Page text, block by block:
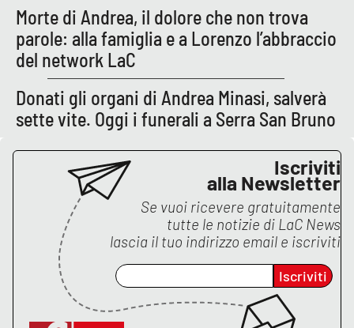
Ilreggino.it
Cosenzachannel.it
Ilvibonese.it
Catanzarochannel.it
Android
Apple
Morte di Andrea, il dolore che non trova
parole: alla famiglia e a Lorenzo l’abbraccio
del network LaC
Donati gli organi di Andrea Minasi, salverà
sette vite. Oggi i funerali a Serra San Bruno
Iscriviti
alla Newsletter
Se vuoi ricevere gratuitamente
tutte le notizie di LaC News
lascia il tuo indirizzo email e iscriviti
Iscriviti